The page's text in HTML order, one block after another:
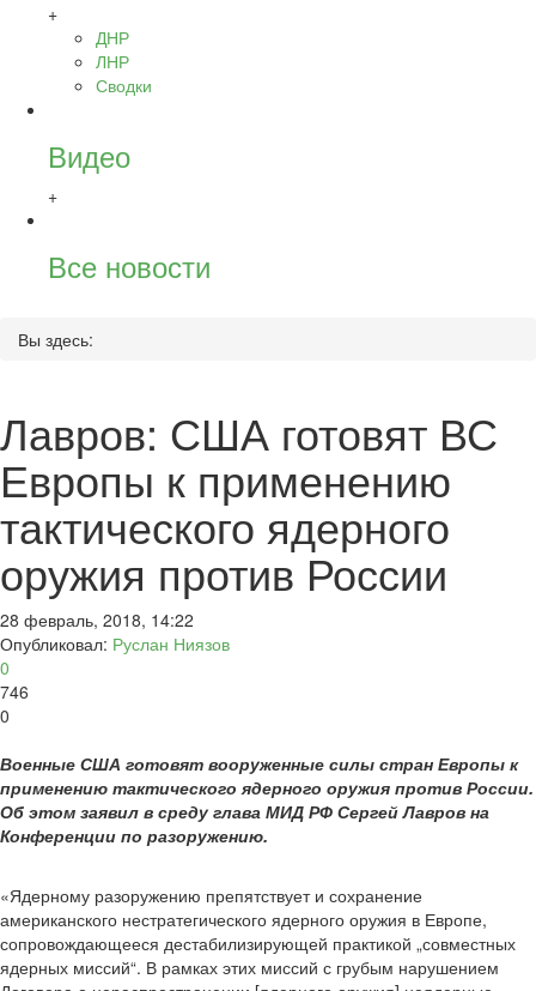
+
ДНР
ЛНР
Сводки
Видео
+
Все новости
Вы здесь:
Лавров: США готовят ВС
Европы к применению
тактического ядерного
оружия против России
28 февраль, 2018, 14:22
Опубликовал: Руслан Ниязов
0
746
0
Военные США готовят вооруженные силы стран Европы к
применению тактического ядерного оружия против России.
Об этом заявил в среду глава МИД РФ Сергей Лавров на
Конференции по разоружению.
«Ядерному разоружению препятствует и сохранение
американского нестратегического ядерного оружия в Европе,
сопровождающееся дестабилизирующей практикой „совместных
ядерных миссий“. В рамках этих миссий с грубым нарушением